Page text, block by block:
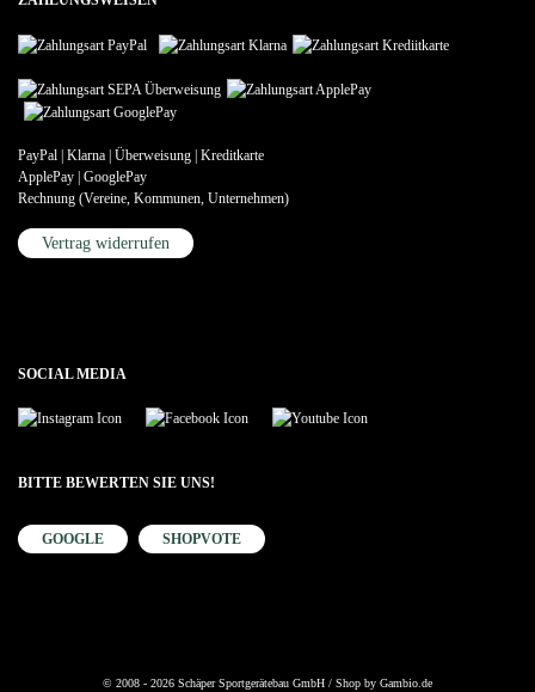
PayPal | Klarna | Überweisung | Kreditkarte
ApplePay | GooglePay
Rechnung (Vereine, Kommunen, Unternehmen)
Vertrag widerrufen
SOCIAL MEDIA
BITTE BEWERTEN SIE UNS!
GOOGLE SHOPVOTE
© 2008 - 2026 Schäper Sportgerätebau GmbH / Shop by Gambio.de